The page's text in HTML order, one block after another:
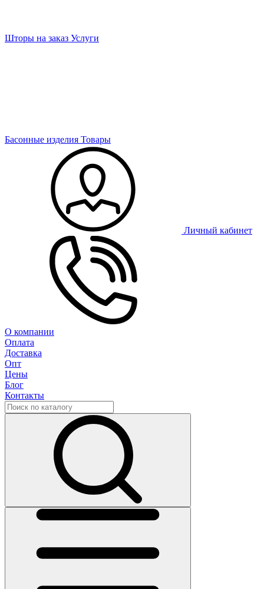
Шторы на заказ Услуги
Басонные изделия Товары
Личный кабинет
О компании
Оплата
Доставка
Опт
Цены
Блог
Контакты